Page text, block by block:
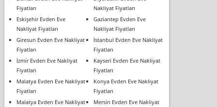
Fiyatları
Nakliyat Fiyatları
Eskişehir Evden Eve
Nakliyat Fiyatları
Gaziantep Evden Eve
Nakliyat Fiyatları
Giresun Evden Eve Nakliyat
Fiyatları
İstanbul Evden Eve Nakliyat
Fiyatları
İzmir Evden Eve Nakliyat
Fiyatları
Kayseri Evden Eve Nakliyat
Fiyatları
Malatya Evden Eve Nakliyat
Fiyatları
Konya Evden Eve Nakliyat
Fiyatları
Malatya Evden Eve Nakliyat
Mersin Evden Eve Nakliyat